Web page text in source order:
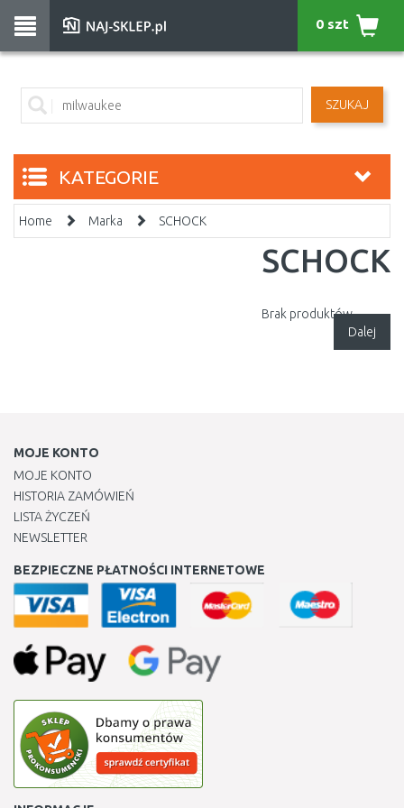
SZUKAJ
0 szt
KATEGORIE
Home Marka SCHOCK
SCHOCK
Brak produktów.
Dalej
MOJE KONTO
MOJE KONTO
HISTORIA ZAMÓWIEŃ
LISTA ŻYCZEŃ
NEWSLETTER
BEZPIECZNE PŁATNOŚCI INTERNETOWE